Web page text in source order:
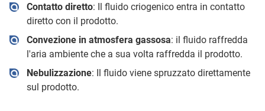
Contatto diretto: Il fluido criogenico entra in contatto
diretto con il prodotto.
Convezione in atmosfera gassosa: il fluido raffredda
l'aria ambiente che a sua volta raffredda il prodotto.
Nebulizzazione: Il fluido viene spruzzato direttamente
sul prodotto.